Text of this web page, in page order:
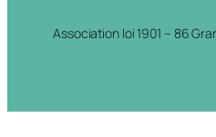
Association loi 1901 – 86